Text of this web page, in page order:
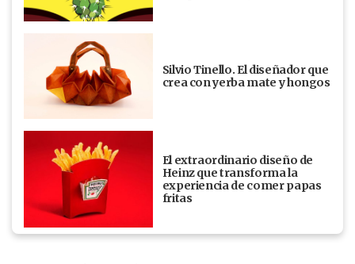
Silvio Tinello. El diseñador que
crea con yerba mate y hongos
El extraordinario diseño de
Heinz que transforma la
experiencia de comer papas
fritas